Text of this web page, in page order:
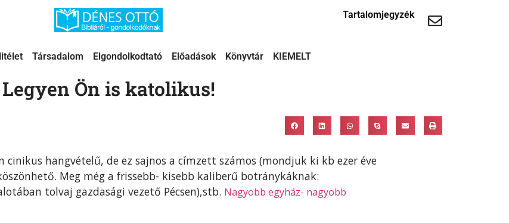
Tartalomjegyzék
Társadalom Elgondolkodtató Előadások Könyvtár KIEMELT
Legyen Ön is katolikus!
cinikus hangvételű, de ez sajnos a címzett számos (mondjuk ki kb ezer éve
Meg még a frissebb- kisebb kaliberű botránykáknak:
tolvaj gazdasági vezető Pécsen),stb. Nagyobb egyház- nagyobb